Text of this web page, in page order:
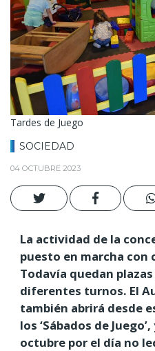
Tardes de Juego
SOCIEDAD
04 OCTUBRE 2023
La actividad de la
puesto en marcha con
Todavía quedan
diferentes turnos. El
también abrirá desde
los ‘Sábados de
octubre por el día no